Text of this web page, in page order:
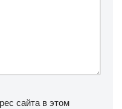
сайта в этом